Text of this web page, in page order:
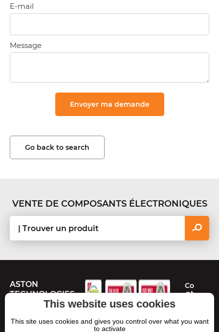
E-mail
Message
Go back to search
VENTE DE COMPOSANTS ÉLECTRONIQUES
ASTON
TECHNOLOGIES
31480 Cadours,
Co
nt
no
This website uses cookies
This site uses cookies and gives you control over what you want
to activate